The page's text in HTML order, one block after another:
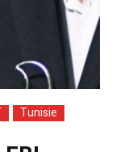
Tunisie